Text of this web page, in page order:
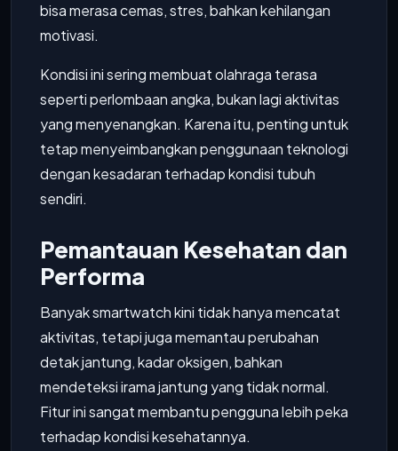
bisa merasa cemas, stres, bahkan kehilangan
motivasi.
Kondisi ini sering membuat olahraga terasa
seperti perlombaan angka, bukan lagi aktivitas
yang menyenangkan. Karena itu, penting untuk
tetap menyeimbangkan penggunaan teknologi
dengan kesadaran terhadap kondisi tubuh
sendiri.
Pemantauan Kesehatan dan
Performa
Banyak smartwatch kini tidak hanya mencatat
aktivitas, tetapi juga memantau perubahan
detak jantung, kadar oksigen, bahkan
mendeteksi irama jantung yang tidak normal.
Fitur ini sangat membantu pengguna lebih peka
terhadap kondisi kesehatannya.